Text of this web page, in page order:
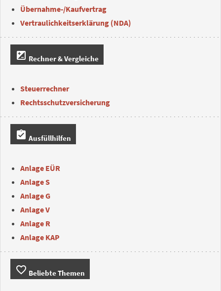
Übernahme-/Kaufvertrag
Vertraulichkeitserklärung (NDA)
iso Rechner & Vergleiche
Steuerrechner
Rechtsschutzversicherung
assignment_turned_in Ausfüllhilfen
Anlage EÜR
Anlage S
Anlage G
Anlage V
Anlage R
Anlage KAP
favorite_border Beliebte Themen